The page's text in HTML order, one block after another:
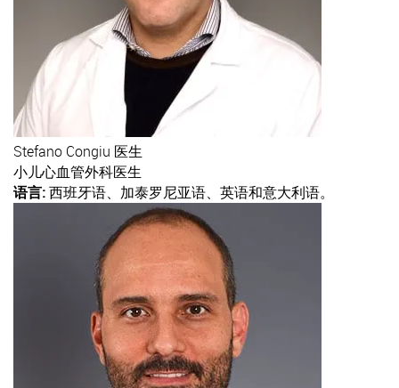
Stefano Congiu 医生
小儿心血管外科医生
语言:西班牙语、加泰罗尼亚语、英语和意大利语。